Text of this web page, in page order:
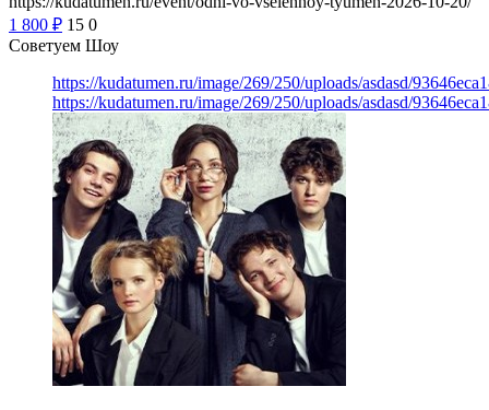
1 800 ₽ 15 0
Советуем Шоу
https://kudatumen.ru/image/269/250/uploads/asdasd/
https://kudatumen.ru/image/269/250/uploads/asdasd/